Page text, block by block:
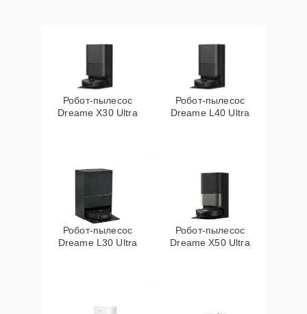
Робот-пылесос
Dreame X30 Ultra
Робот-пылесос
Dreame L40 Ultra
Робот-пылесос
Dreame L30 Ultra
Робот-пылесос
Dreame X50 Ultra